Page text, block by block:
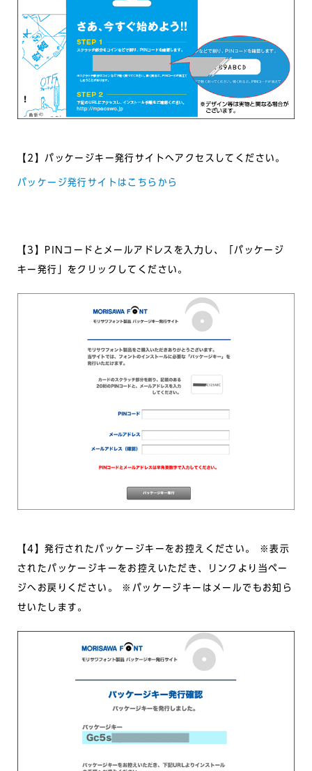
【2】パッケージキー発行サイトへアクセスしてください。
パッケージ発行サイトはこちらから
【3】PINコードとメールアドレスを入力し、「パッケージ
キー発行」をクリックしてください。
【4】発行されたパッケージキーをお控えください。 ※表示
されたパッケージキーをお控えいただき、リンクより当ペー
ジへお戻りください。 ※パッケージキーはメールでもお知ら
せいたします。